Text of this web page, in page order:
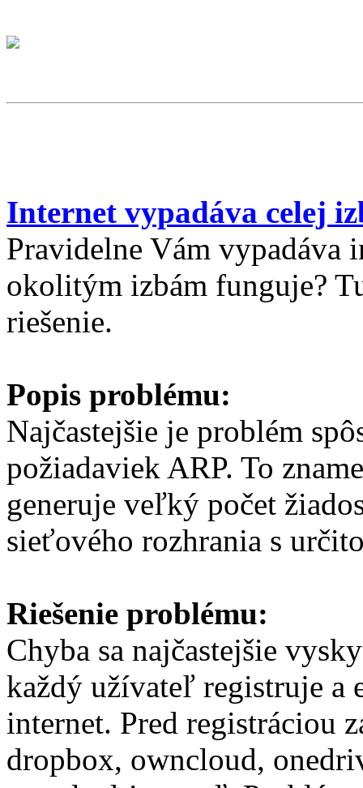
Internet vypadáva celej
Pravidelne Vám vypadáva
okolitým izbám funguje?
riešenie.
Popis problému:
Najčastejšie je problém
požiadaviek ARP. To
generuje veľký počet
sieťového rozhrania s
Riešenie problému:
Chyba sa najčastejšie
každý užívateľ registruje a
internet. Pred registráciou
dropbox, owncloud,